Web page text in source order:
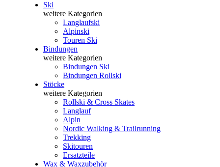
Ski
weitere Kategorien
Langlaufski
Alpinski
Touren Ski
Bindungen
weitere Kategorien
Bindungen Ski
Bindungen Rollski
Stöcke
weitere Kategorien
Rollski & Cross Skates
Langlauf
Alpin
Nordic Walking & Trailrunning
Trekking
Skitouren
Ersatzteile
Wax & Waxzubehör